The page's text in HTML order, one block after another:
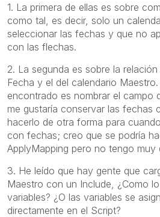
1. La primera de ellas es sobre
como tal, es decir, solo un
seleccionar las fechas y que no
con las flechas.
2. La segunda es sobre la
Fecha y el del calendario
encontrado es nombrar el campo
me gustaría conservar las fechas
hacerlo de otra forma para
con fechas; creo que se podría
ApplyMapping pero no tengo muy
3. He leído que hay gente que
Maestro con un Include, ¿Como
variables? ¿O las variables se
directamente en el Script?